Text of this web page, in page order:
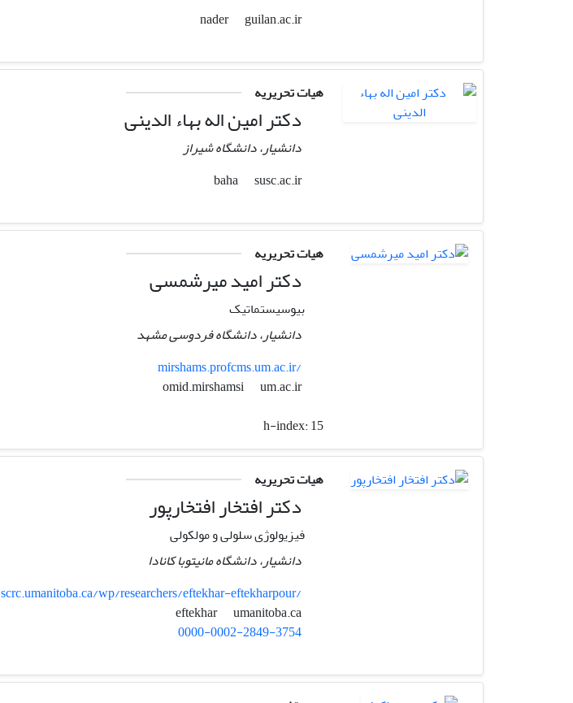
nader
guilan.ac.ir
هیات تحریریه
دکتر امین اله بهاء الدینی
دانشیار، دانشگاه شیراز
baha
susc.ac.ir
هیات تحریریه
دکتر امید میرشمسی
بیوسیستماتیک
دانشیار، دانشگاه فردوسی مشهد
mirshams.profcms.um.ac.ir/
omid.mirshamsi
um.ac.ir
h-index:15
هیات تحریریه
دکتر افتخار افتخارپور
فیزیولوژی سلولی و مولکولی
دانشیار، دانشگاه مانیتوبا کانادا
scrc.umanitoba.ca/wp/researchers/eftekhar-eftekharpour/
eftekhar
umanitoba.ca
0000-0002-2849-3754